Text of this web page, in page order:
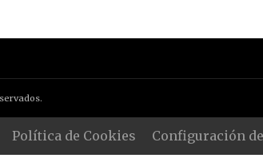
Política de Cookies Configuración